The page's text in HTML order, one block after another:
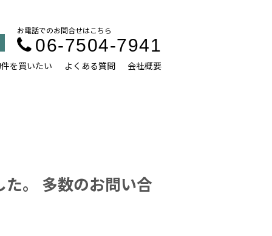
お電話でのお問合せはこちら
06-7504-7941
を買いたい よくある質問 会社概要
た。 多数のお問い合